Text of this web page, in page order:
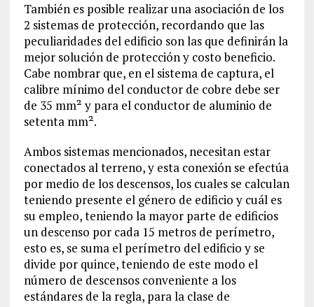
También es posible realizar una asociación de los
2 sistemas de protección, recordando que las
peculiaridades del edificio son las que definirán la
mejor solución de protección y costo beneficio.
Cabe nombrar que, en el sistema de captura, el
calibre mínimo del conductor de cobre debe ser
de 35 mm² y para el conductor de aluminio de
setenta mm².
Ambos sistemas mencionados, necesitan estar
conectados al terreno, y esta conexión se efectúa
por medio de los descensos, los cuales se calculan
teniendo presente el género de edificio y cuál es
su empleo, teniendo la mayor parte de edificios
un descenso por cada 15 metros de perímetro,
esto es, se suma el perímetro del edificio y se
divide por quince, teniendo de este modo el
número de descensos conveniente a los
estándares de la regla, para la clase de